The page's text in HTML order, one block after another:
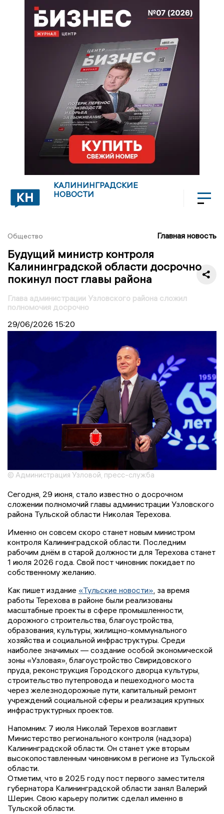
КАЛИНИНГРАДСКИЕ
НОВОСТИ
Общество Главная новость
Будущий министр контроля
Калининградской области досрочно
покинул пост главы района
Глава администрации Узловского района сложил
полномочия досрочно
29/06/2026 15:20
© Администрация Узловой, пресс-служба
Сегодня, 29 июня, стало известно о досрочном
сложении полномочий главы администрации Узловского
района Тульской области Николая Терехова.
Именно он совсем скоро станет новым министром
контроля Калининградской области. Последним
рабочим днём в старой должности для Терехова станет
1 июля 2026 года. Свой пост чиновник покидает по
собственному желанию.
Как пишет издание «Тульские новости», за время
работы Терехова в районе были реализованы
масштабные проекты в сфере промышленности,
дорожного строительства, благоустройства,
образования, культуры, жилищно-коммунального
хозяйства и социальной инфраструктуры. Среди
наиболее значимых — создание особой экономической
зоны «Узловая», благоустройство Свиридовского
пруда, реконструкция Городского дворца культуры,
строительство путепровода и пешеходного моста
через железнодорожные пути, капитальный ремонт
учреждений социальной сферы и реализация крупных
инфраструктурных проектов.
Напомним: 7 июля Николай Терехов возглавит
Министерство регионального контроля (надзора)
Калининградской области. Он станет уже вторым
высокопоставленным чиновником в регионе из Тульской
области.
Отметим, что в 2025 году пост первого заместителя
губернатора Калининградской области занял Валерий
Шерин. Свою карьеру политик сделал именно в
Тульской области.